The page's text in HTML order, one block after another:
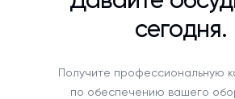
сегодня.
Получите профессиональную
по обеспечению вашего